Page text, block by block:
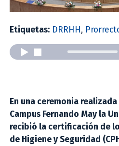
Etiquetas: DRRHH,
En una ceremonia
Campus Fernando May la
recibió la certificación de
de Higiene y Seguridad